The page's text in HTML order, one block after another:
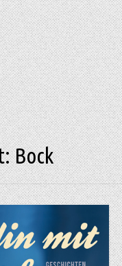
Bock